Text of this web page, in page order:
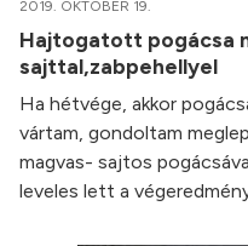
2019. OKTÓBER 19.
Hajtogatott pogácsa
sajttal,zabpehellyel
Ha hétvége, akkor
vártam, gondoltam
magvas- sajtos
leveles lett a